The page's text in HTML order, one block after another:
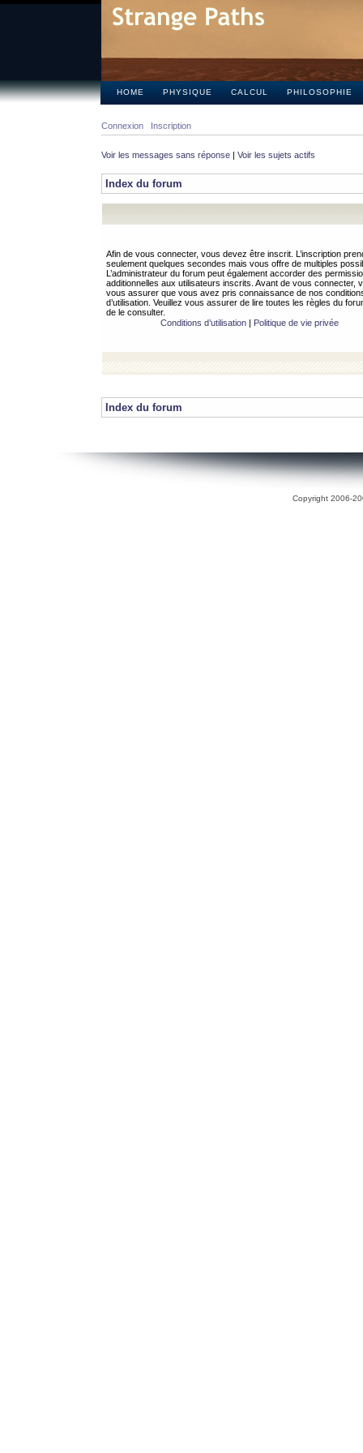
HOME PHYSIQUE CALCUL PHILOSOPHIE
Connexion Inscription
Voir les messages sans réponse | Voir les sujets actifs
Index du forum
Afin de vous connecter, vous devez être inscrit. L’inscription
seulement quelques secondes mais vous offre de multiples
L’administrateur du forum peut également accorder des
additionnelles aux utilisateurs inscrits. Avant de vous connecter,
vous assurer que vous avez pris connaissance de nos
d’utilisation. Veuillez vous assurer de lire toutes les règles du
de le consulter.
Conditions d’utilisation| Politique de vie privée
Index du forum
Copyright 2006-